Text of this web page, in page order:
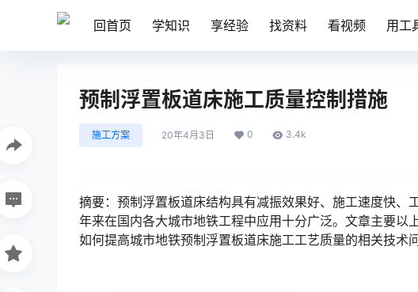
回首页 学知识 享经验 找资料 看视频 用工
预制浮置板道床施工质量控制措施
施工方案 20年4月3日 0 3.4k
摘要：预制浮置板道床结构具有减振效果好、施工速度快
年来在国内各大城市地铁工程中应用十分广泛。文章主要以
如何提高城市地铁预制浮置板道床施工工艺质量的相关技术问